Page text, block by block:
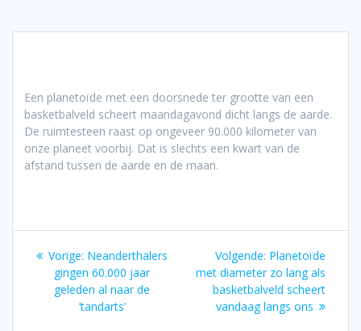
Een planetoïde met een doorsnede ter grootte van een
basketbalveld scheert maandagavond dicht langs de aarde.
De ruimtesteen raast op ongeveer 90.000 kilometer van
onze planeet voorbij. Dat is slechts een kwart van de
afstand tussen de aarde en de maan.
Bericht
navigatie
Vorige: Vorig
bericht:
Neanderthalers
gingen 60.000 jaar
geleden al naar de
’tandarts’
Volgende: Volgend
bericht:
Planetoïde
met diameter zo lang als
basketbalveld scheert
vandaag langs ons